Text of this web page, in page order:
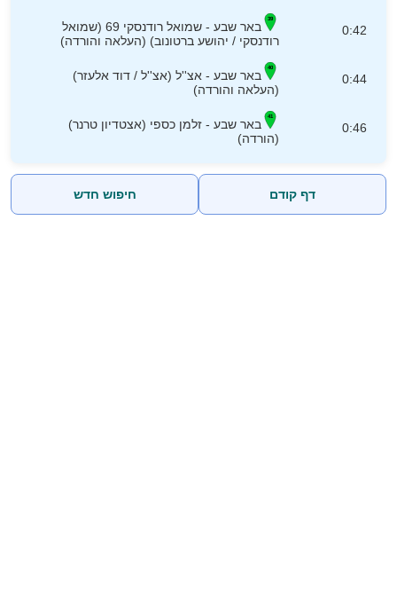
0:42
באר שבע - שמואל רודנסקי 69 (שמואל
רודנסקי / יהושע ברטונוב) (העלאה והורדה)
0:44
באר שבע - אצ''ל (אצ''ל / דוד אלעזר)
(העלאה והורדה)
0:46
באר שבע - זלמן כספי (אצטדיון טרנר)
(הורדה)
דף קודם חיפוש חדש